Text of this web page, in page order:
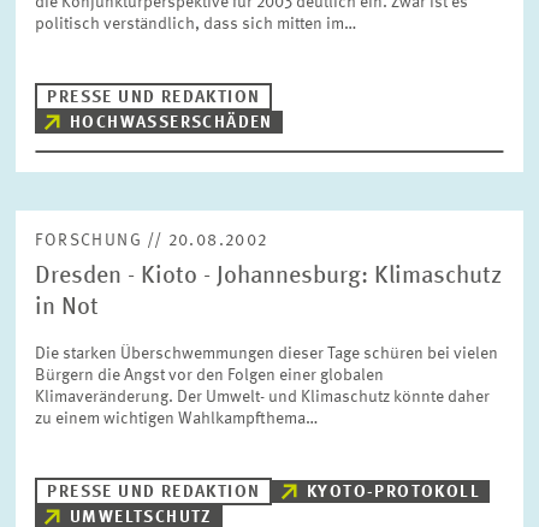
politisch verständlich, dass sich mitten im…
PRESSE UND REDAKTION
HOCHWASSERSCHÄDEN
FORSCHUNG // 20.08.2002
Dresden - Kioto - Johannesburg: Klimaschutz
in Not
Die starken Überschwemmungen dieser Tage schüren bei vielen
Bürgern die Angst vor den Folgen einer globalen
Klimaveränderung. Der Umwelt- und Klimaschutz könnte daher
zu einem wichtigen Wahlkampfthema…
PRESSE UND REDAKTION
KYOTO-PROTOKOLL
UMWELTSCHUTZ